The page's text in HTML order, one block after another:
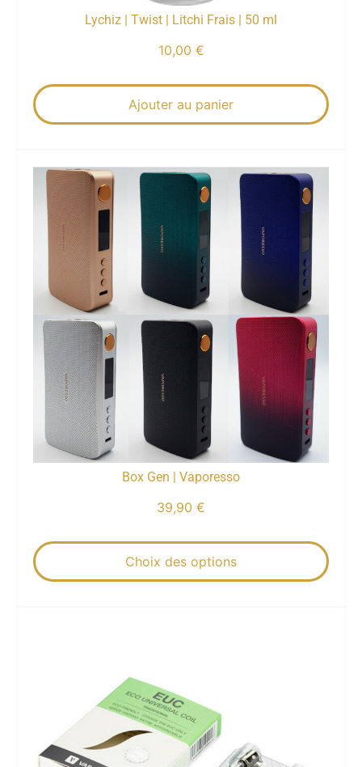
Lychiz | Twist | Litchi Frais | 50 ml
10,00 €
Ajouter au panier
Box Gen | Vaporesso
39,90 €
Choix des options